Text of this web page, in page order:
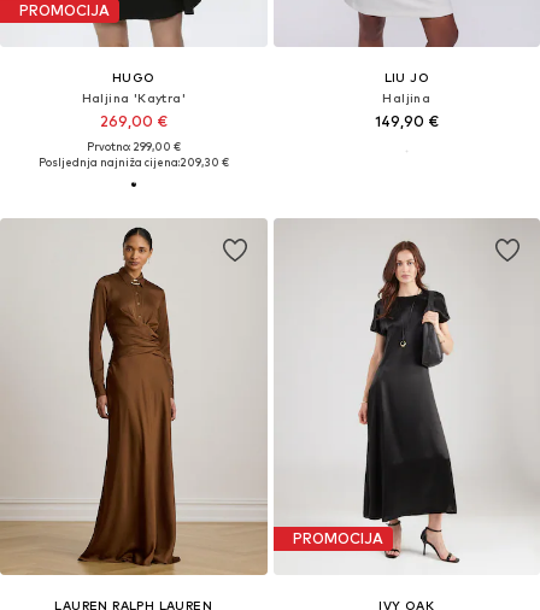
PROMOCIJA
HUGO
Haljina 'Kaytra'
269,00 €
Prvotno: 299,00 €
Posljednja najniža cijena:209,30 €
LIU JO
Haljina
149,90 €
LAUREN RALPH LAUREN
PROMOCIJA
IVY OAK